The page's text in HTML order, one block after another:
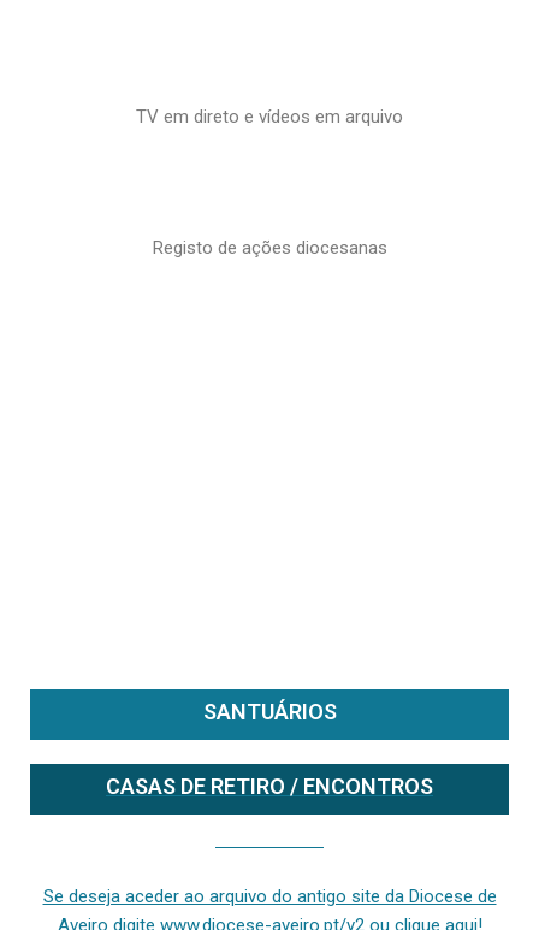
TV em direto e vídeos em arquivo
Registo de ações diocesanas
SANTUÁRIOS
CASAS DE RETIRO / ENCONTROS
Se deseja aceder ao arquivo do antigo site da Diocese de
Aveiro digite www.diocese-aveiro.pt/v2 ou clique aqui!